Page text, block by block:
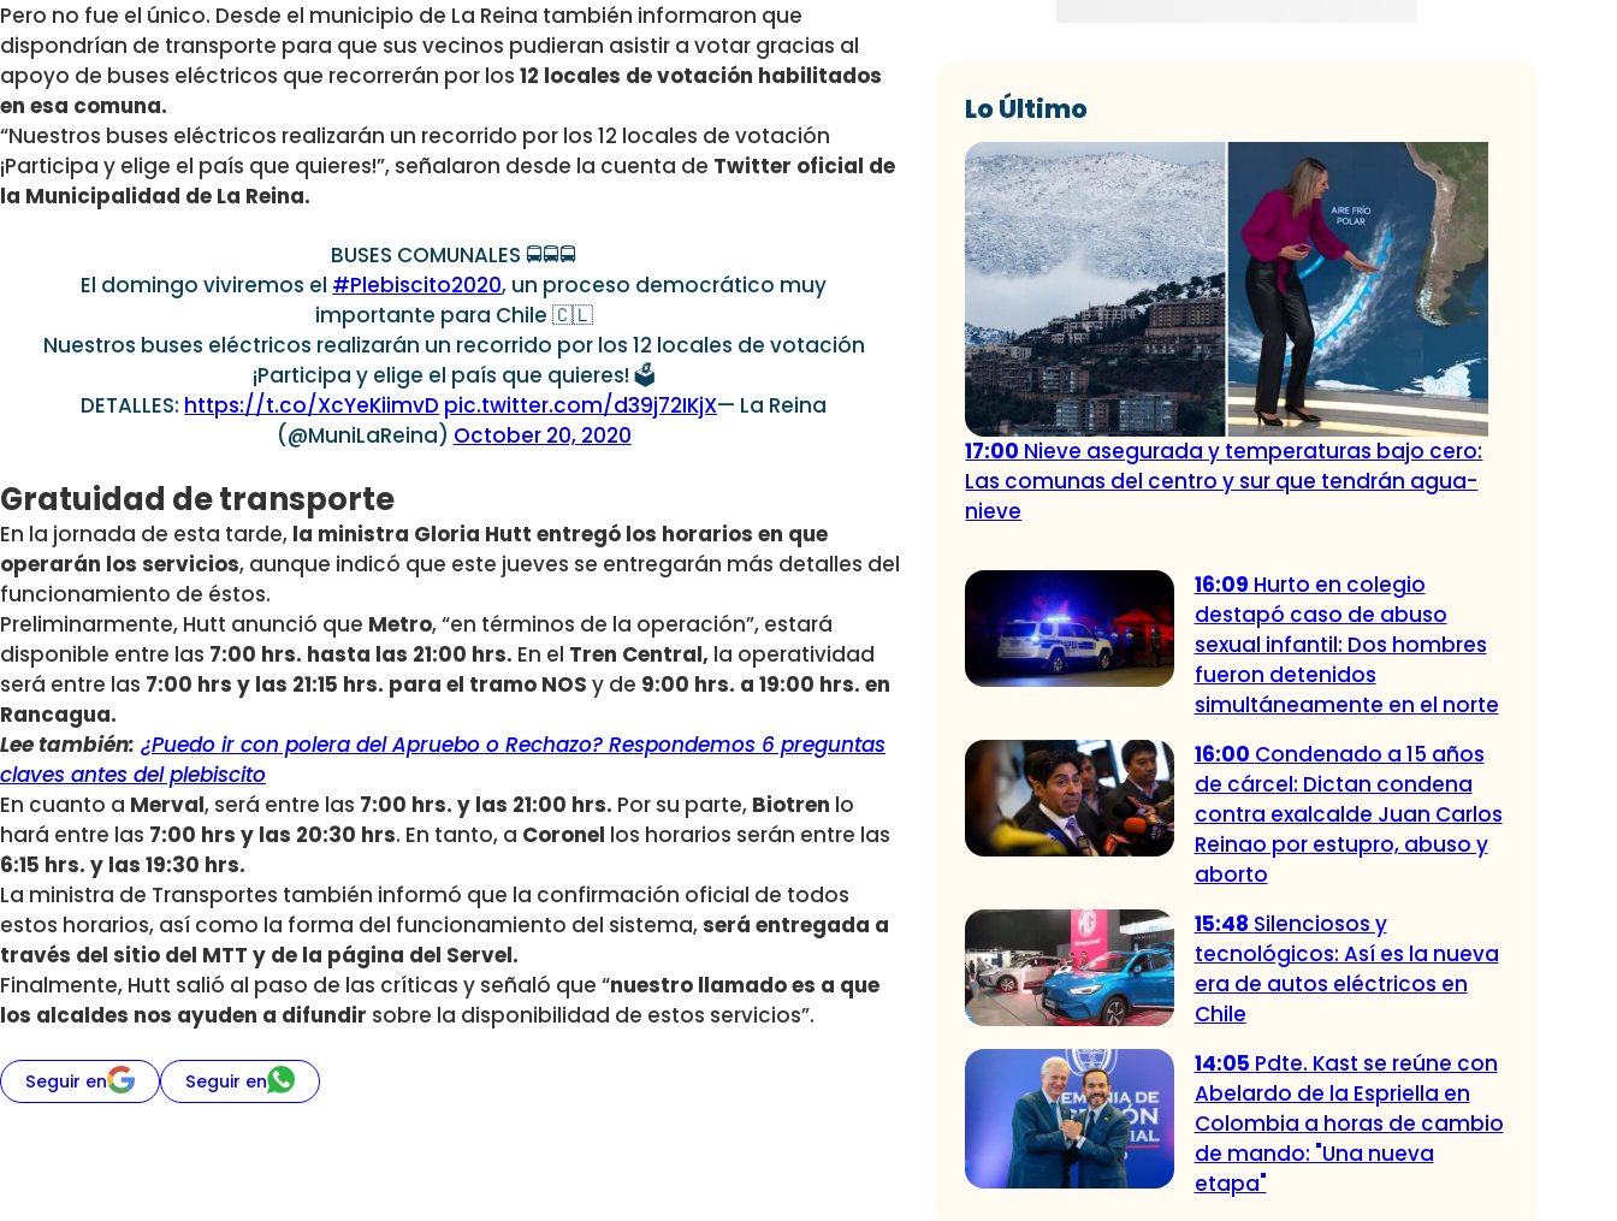
Pero no fue el único. Desde el municipio de La Reina también informaron que
dispondrían de transporte para que sus vecinos pudieran asistir a votar gracias al
apoyo de buses eléctricos que recorrerán por los 12 locales de votación habilitados
en esa comuna.
“Nuestros buses eléctricos realizarán un recorrido por los 12 locales de votación
¡Participa y elige el país que quieres!”, señalaron desde la cuenta de Twitter oficial de
la Municipalidad de La Reina.
BUSES COMUNALES 🚍🚍🚍
El domingo viviremos el #Plebiscito2020, un proceso democrático muy
importante para Chile 🇨🇱
Nuestros buses eléctricos realizarán un recorrido por los 12 locales de votación
¡Participa y elige el país que quieres! 🗳
DETALLES: https://t.co/XcYeKiimvD pic.twitter.com/d39j72IKjX— La Reina
(@MuniLaReina) October 20, 2020
Gratuidad de transporte
En la jornada de esta tarde, la ministra Gloria Hutt entregó los horarios en que
operarán los servicios, aunque indicó que este jueves se entregarán más detalles del
funcionamiento de éstos.
Preliminarmente, Hutt anunció que Metro, “en términos de la operación”, estará
disponible entre las 7:00 hrs. hasta las 21:00 hrs. En el Tren Central, la operatividad
será entre las 7:00 hrs y las 21:15 hrs. para el tramo NOS y de 9:00 hrs. a 19:00 hrs. en
Rancagua.
Lee también: ¿Puedo ir con polera del Apruebo o Rechazo? Respondemos 6 preguntas
claves antes del plebiscito
En cuanto a Merval, será entre las 7:00 hrs. y las 21:00 hrs. Por su parte, Biotren lo
hará entre las 7:00 hrs y las 20:30 hrs. En tanto, a Coronel los horarios serán entre las
6:15 hrs. y las 19:30 hrs.
La ministra de Transportes también informó que la confirmación oficial de todos
estos horarios, así como la forma del funcionamiento del sistema,será entregada a
través del sitio del MTT y de la página del Servel.
Finalmente, Hutt salió al paso de las críticas y señaló que “nuestro llamado es a que
los alcaldes nos ayuden a difundir sobre la disponibilidad de estos servicios”.
Seguir en Seguir en
Lo Último
17:00 Nieve asegurada y temperaturas bajo cero:
Las comunas del centro y sur que tendrán agua-
nieve
16:09 Hurto en colegio
destapó caso de abuso
sexual infantil: Dos hombres
fueron detenidos
simultáneamente en el norte
16:00 Condenado a 15 años
de cárcel: Dictan condena
contra exalcalde Juan Carlos
Reinao por estupro, abuso y
aborto
15:48 Silenciosos y
tecnológicos: Así es la nueva
era de autos eléctricos en
Chile
14:05 Pdte. Kast se reúne con
Abelardo de la Espriella en
Colombia a horas de cambio
de mando: "Una nueva
etapa"